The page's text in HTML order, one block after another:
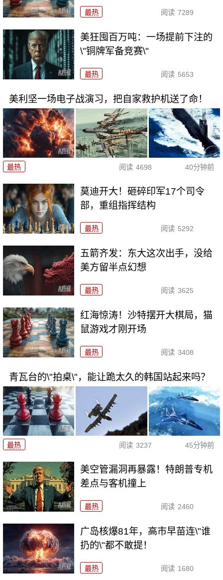
最热 阅读 7289
美狂囤百万吨：一场提前下注的
\"铜牌军备竞赛\"
最热 阅读 5653
美利坚一场电子战演习，把自家救护机送了命！
最热 阅读 4698 40分钟前
莫迪开大！砸碎印军17个司令
部，重组指挥结构
最热 阅读 5292
五箭齐发：东大这次出手，没给
美方留半点幻想
最热 阅读 3625
红海惊涛！沙特摆开大棋局，猫
鼠游戏才刚开场
最热 阅读 3408
青瓦台的\"拍桌\"，能让跪太久的韩国站起来吗？
最热 阅读 3237 45分钟前
美空管漏洞再暴露！特朗普专机
差点与客机撞上
最热 阅读 2460
广岛核爆81年，高市早苗连\"谁
扔的\"都不敢提！
最热 阅读 1680